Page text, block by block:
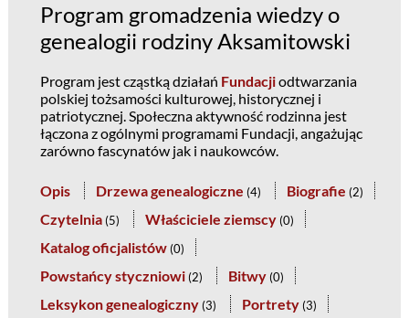
Program gromadzenia wiedzy o
genealogii rodziny Aksamitowski
Program jest cząstką działań Fundacjiodtwarzania
polskiej tożsamości kulturowej, historycznej i
patriotycznej. Społeczna aktywność rodzinna jest
łączona z ogólnymi programami Fundacji, angażując
zarówno fascynatów jak i naukowców.
Opis Drzewa genealogiczne (4) Biografie (2)
Czytelnia (5) Właściciele ziemscy (0)
Katalog oficjalistów (0)
Powstańcy styczniowi (2) Bitwy (0)
Leksykon genealogiczny (3) Portrety (3)